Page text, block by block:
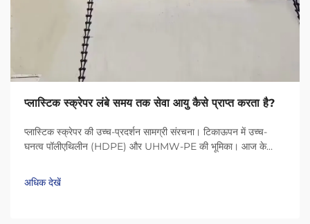
प्लास्टिक स्क्रेपर लंबे समय तक सेवा आयु कैसे प्राप्त करता है?
प्लास्टिक स्क्रेपर की उच्च-प्रदर्शन सामग्री संरचना। टिकाऊपन में उच्च-
घनत्व पॉलीएथिलीन (HDPE) और UHMW-PE की भूमिका। आज के
(अल्ट्रा-हाई मॉलिक्यूलर वेट पॉलीएथिलीन) जैसी सामग्री के कारण बहुत लंबे
समय तक चलते हैं...
अधिक देखें